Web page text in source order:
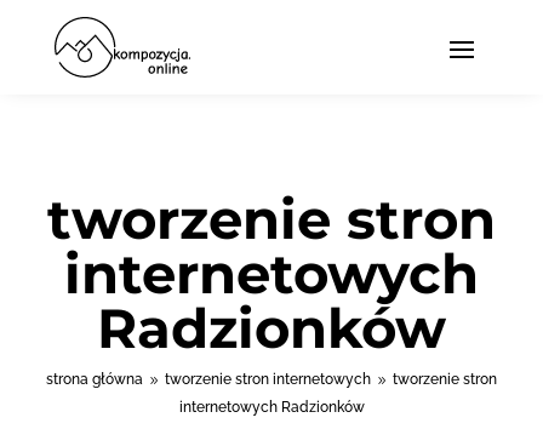
tworzenie stron
internetowych
Radzionków
strona główna 9 tworzenie stron internetowych 9 tworzenie stron
internetowych Radzionków